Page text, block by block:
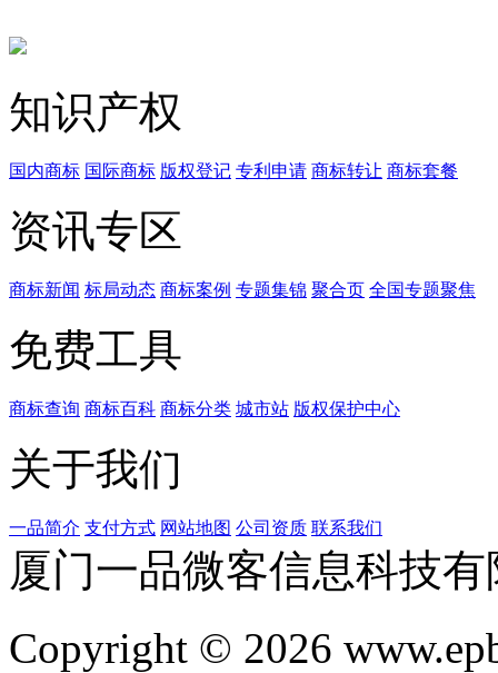
知识产权
国内商标 国际商标 版权登记 专利申请 商标转让 商标套餐
资讯专区
商标新闻 标局动态 商标案例 专题集锦 聚合页 全国专题聚焦
免费工具
商标查询 商标百科 商标分类 城市站 版权保护中心
关于我们
一品简介 支付方式 网站地图 公司资质 联系我们
厦门一品微客信息科技
Copyright © 2026